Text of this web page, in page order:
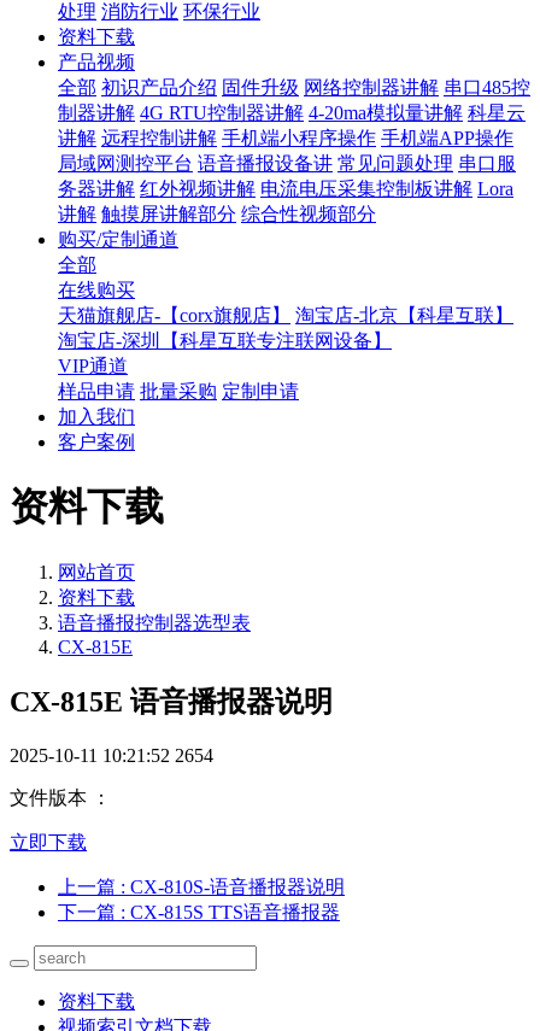
处理 消防行业 环保行业
资料下载
产品视频
全部 初识产品介绍 固件升级 网络控制器讲解 串口485控
制器讲解 4G RTU控制器讲解 4-20ma模拟量讲解 科星云
讲解 远程控制讲解 手机端小程序操作 手机端APP操作
局域网测控平台 语音播报设备讲 常见问题处理 串口服
务器讲解 红外视频讲解 电流电压采集控制板讲解 Lora
讲解 触摸屏讲解部分 综合性视频部分
购买/定制通道
全部
在线购买
天猫旗舰店-【corx旗舰店】
淘宝店-北京【科星互联】
淘宝店-深圳【科星互联专注联网设备】
VIP通道
样品申请 批量采购 定制申请
加入我们
客户案例
资料下载
网站首页
资料下载
语音播报控制器选型表
CX-815E
CX-815E 语音播报器说明
2025-10-11 10:21:52 2654
文件版本 ：
立即下载
上一篇 : CX-810S-语音播报器说明
下一篇 : CX-815S TTS语音播报器
资料下载
视频索引文档下载